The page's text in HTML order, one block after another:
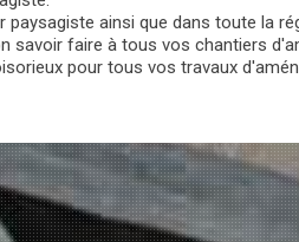
paysagiste ainsi que dans toute la
savoir faire à tous vos chantiers
pour tous vos travaux